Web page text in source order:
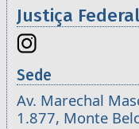
Justiça
Sede
Av. Marechal
1.877, Monte